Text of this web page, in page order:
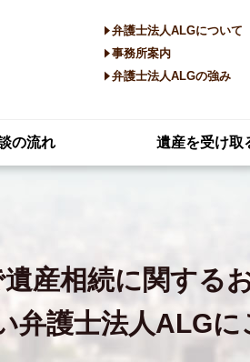
弁護士法人ALGについて
事務所案内
弁護士法人ALGの強み
の流れ 遺産を受け取
遺産相続に関する
弁護士法人ALGに